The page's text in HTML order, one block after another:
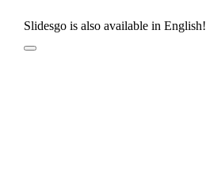
Slidesgo is also available in English!